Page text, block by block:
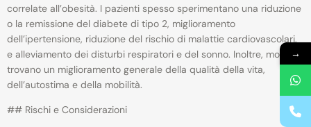
correlate all’obesità. I pazienti spesso sperimentano una riduzione
o la remissione del diabete di tipo 2, miglioramento
dell’ipertensione, riduzione del rischio di malattie cardiovascolari,
e alleviamento dei disturbi respiratori e del sonno. Inoltre, molti
trovano un miglioramento generale della qualità della vita,
dell’autostima e della mobilità.
## Rischi e Considerazioni
→